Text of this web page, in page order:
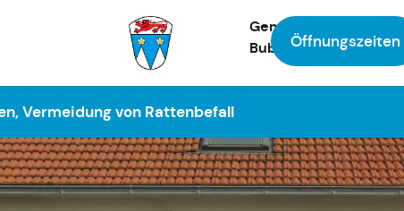
Gemeinde
BubesheimÖffnungszeiten
Vermeidung von Rattenbefall